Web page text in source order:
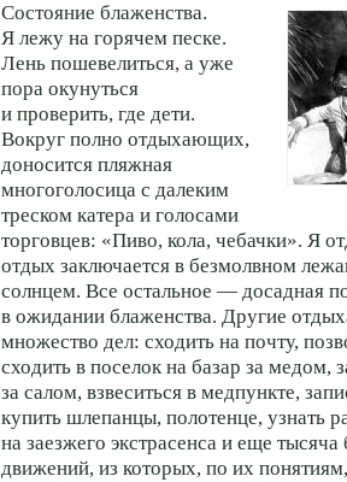
Состояние блаженства.
Я лежу на горячем песке.
Лень пошевелиться, а уже
пора окунуться
и проверить, где дети.
Вокруг полно отдыхающих,
доносится пляжная
многоголосица с далеким
треском катера и голосами
торговцев: «Пиво, кола, чебачки». Я
отдых заключается в безмолвном
солнцем. Все остальное — досадная
в ожидании блаженства. Другие
множество дел: сходить на почту,
сходить в поселок на базар за медом,
за салом, взвеситься в медпункте,
купить шлепанцы, полотенце, узнать
на заезжего экстрасенса и еще тысяча
движений, из которых, по их